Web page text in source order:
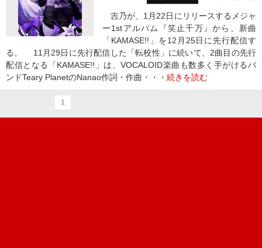
吉乃が、1月22日にリリースするメジャ
ー1stアルバム『笑止千万』から、新曲
「KAMASE!!」を12月25日に先行配信す
る。 11月29日に先行配信した「転校性」に続いて、2曲目の先行
配信となる「KAMASE!!」は、VOCALOID楽曲も数多く手がけるバ
ンドTeary PlanetのNanao作詞・作曲・・・ 続きを読む
1